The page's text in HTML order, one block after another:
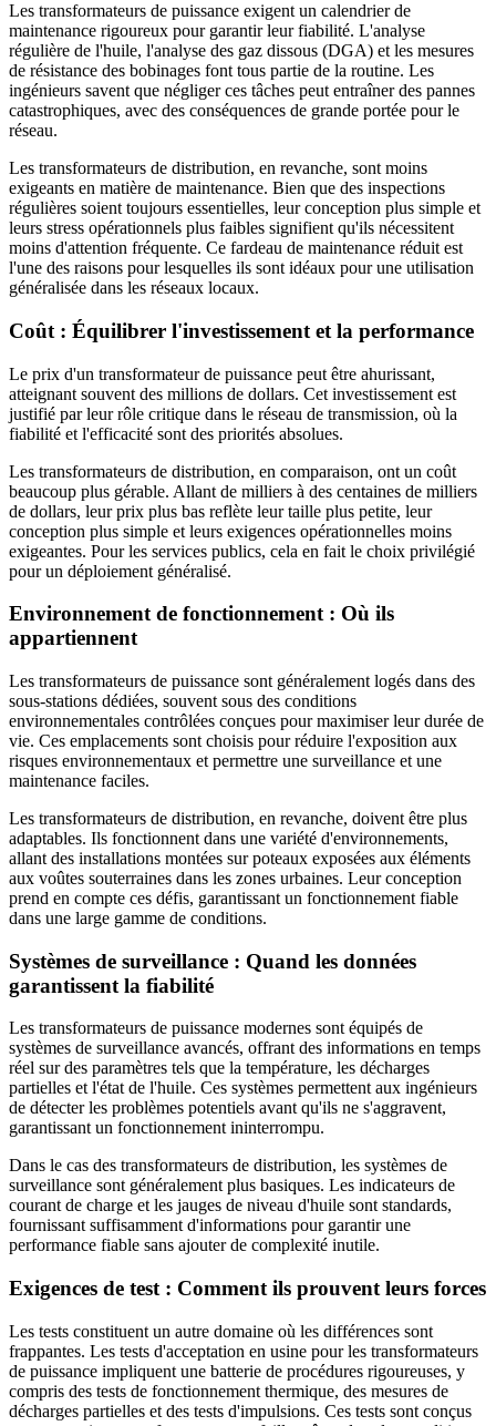
Les transformateurs de puissance exigent un calendrier de
maintenance rigoureux pour garantir leur fiabilité. L'analyse
régulière de l'huile, l'analyse des gaz dissous (DGA) et les mesures
de résistance des bobinages font tous partie de la routine. Les
ingénieurs savent que négliger ces tâches peut entraîner des pannes
catastrophiques, avec des conséquences de grande portée pour le
réseau.
Les transformateurs de distribution, en revanche, sont moins
exigeants en matière de maintenance. Bien que des inspections
régulières soient toujours essentielles, leur conception plus simple et
leurs stress opérationnels plus faibles signifient qu'ils nécessitent
moins d'attention fréquente. Ce fardeau de maintenance réduit est
l'une des raisons pour lesquelles ils sont idéaux pour une utilisation
généralisée dans les réseaux locaux.
Coût : Équilibrer l'investissement et la performance
Le prix d'un transformateur de puissance peut être ahurissant,
atteignant souvent des millions de dollars. Cet investissement est
justifié par leur rôle critique dans le réseau de transmission, où la
fiabilité et l'efficacité sont des priorités absolues.
Les transformateurs de distribution, en comparaison, ont un coût
beaucoup plus gérable. Allant de milliers à des centaines de milliers
de dollars, leur prix plus bas reflète leur taille plus petite, leur
conception plus simple et leurs exigences opérationnelles moins
exigeantes. Pour les services publics, cela en fait le choix privilégié
pour un déploiement généralisé.
Environnement de fonctionnement : Où ils
appartiennent
Les transformateurs de puissance sont généralement logés dans des
sous-stations dédiées, souvent sous des conditions
environnementales contrôlées conçues pour maximiser leur durée de
vie. Ces emplacements sont choisis pour réduire l'exposition aux
risques environnementaux et permettre une surveillance et une
maintenance faciles.
Les transformateurs de distribution, en revanche, doivent être plus
adaptables. Ils fonctionnent dans une variété d'environnements,
allant des installations montées sur poteaux exposées aux éléments
aux voûtes souterraines dans les zones urbaines. Leur conception
prend en compte ces défis, garantissant un fonctionnement fiable
dans une large gamme de conditions.
Systèmes de surveillance : Quand les données
garantissent la fiabilité
Les transformateurs de puissance modernes sont équipés de
systèmes de surveillance avancés, offrant des informations en temps
réel sur des paramètres tels que la température, les décharges
partielles et l'état de l'huile. Ces systèmes permettent aux ingénieurs
de détecter les problèmes potentiels avant qu'ils ne s'aggravent,
garantissant un fonctionnement ininterrompu.
Dans le cas des transformateurs de distribution, les systèmes de
surveillance sont généralement plus basiques. Les indicateurs de
courant de charge et les jauges de niveau d'huile sont standards,
fournissant suffisamment d'informations pour garantir une
performance fiable sans ajouter de complexité inutile.
Exigences de test : Comment ils prouvent leurs forces
Les tests constituent un autre domaine où les différences sont
frappantes. Les tests d'acceptation en usine pour les transformateurs
de puissance impliquent une batterie de procédures rigoureuses, y
compris des tests de fonctionnement thermique, des mesures de
décharges partielles et des tests d'impulsions. Ces tests sont conçus